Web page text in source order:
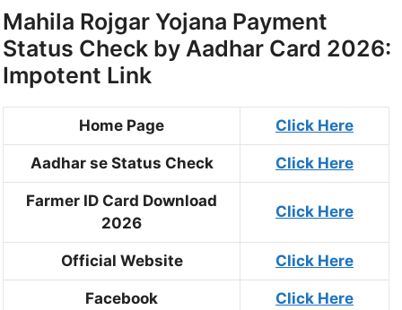
Mahila Rojgar Yojana Payment
Status Check by Aadhar Card 2026:
Impotent Link
Home Page Click Here
Aadhar se Status Check Click Here
Farmer ID Card Download
2026
Click Here
Official Website Click Here
Facebook Click Here